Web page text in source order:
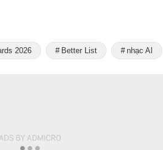
2026 Better List nhạc AI